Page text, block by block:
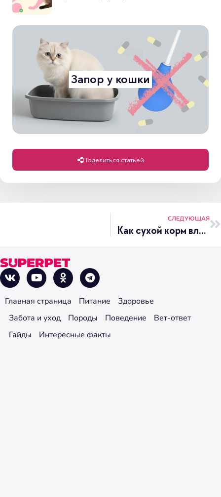
Запор у кошки
Поделиться статьей
СЛЕДУЮЩАЯ
Как сухой корм влияет на зубы кошек
Главная страница Питание
Здоровье
Забота и уход
Породы Поведение
Вет-ответ
Гайды
Интересные факты